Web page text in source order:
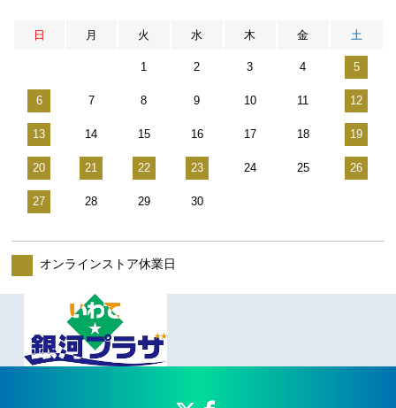
日 月 火 水 木 金 土
1 2 3 4 5
6 7 8 9 10 11 12
13 14 15 16 17 18 19
20 21 22 23 24 25 26
27 28 29 30
オンラインストア休業日